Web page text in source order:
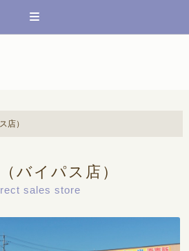
店）
バイパス店）
sales store